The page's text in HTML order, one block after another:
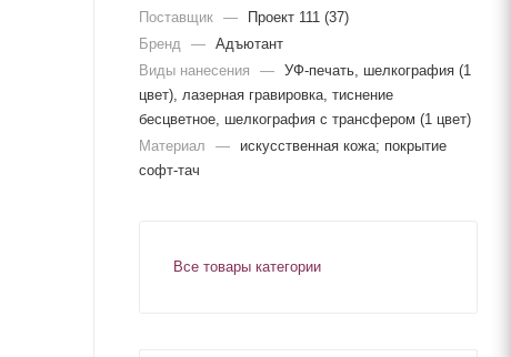
Поставщик —
Проект 111 (37)
Бренд
— Адъютант
Виды нанесения
— УФ-печать, шелкография (1
цвет), лазерная гравировка, тиснение
бесцветное, шелкография с трансфером (1 цвет)
Материал
—
искусственная кожа; покрытие
софт-тач
Все товары категории